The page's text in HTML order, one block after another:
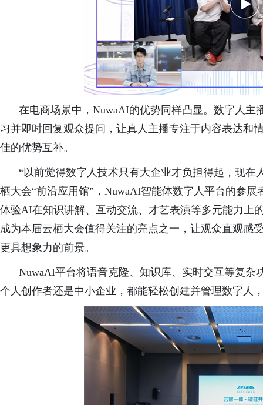
在电商场景中，NuwaAI的优势同样凸显。数字人
习并即时回复观众提问，让真人主播专注于内容表达和
佳的优势互补。
“以前觉得数字人技术只有大企业才负担得起，现
栖大会“前沿应用馆”，NuwaAI智能体数字人平台的参展
体验AI在知识讲解、互动交流、 才艺表演等多元能力上
成为本届云栖大会值得关注的亮点之一，让观众直观感
更具想象力的前景。
NuwaAI平台将语音克隆、知识库、实时交互等复
个人创作者还是中小企业，都能轻松创建并管理数字人